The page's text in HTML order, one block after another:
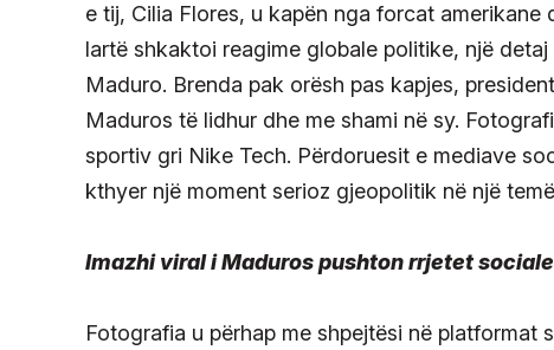
e tij, Cilia Flores, u kapën nga forcat
lartë shkaktoi reagime globale politike, një
Maduro. Brenda pak orësh pas kapjes,
Maduros të lidhur dhe me shami në sy.
sportiv gri Nike Tech. Përdoruesit e mediave
kthyer një moment serioz gjeopolitik në një
Imazhi viral i Maduros pushton rrjetet sociale
Fotografia u përhap me shpejtësi në platformat